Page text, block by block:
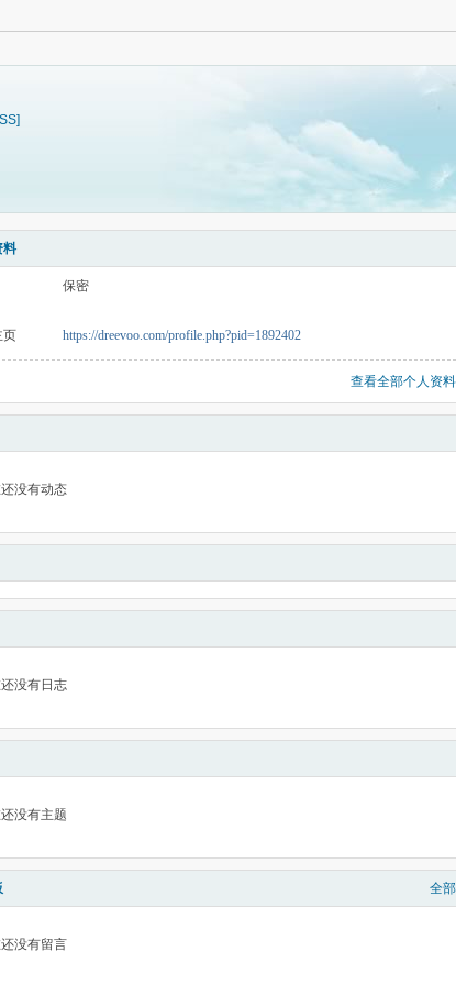
料
保密
页
https://dreevoo.com/profile.php?pid=1892402
查看全部个人资料
没有动态
没有日志
没有主题
全部
没有留言